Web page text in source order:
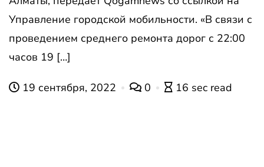
Управление городской мобильности. «В связи с
проведением среднего ремонта дорог с 22:00
часов 19 […]
19 сентября, 2022 0 16 sec read